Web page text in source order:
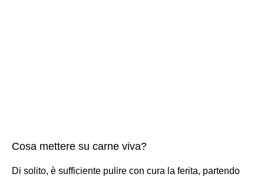
Cosa mettere su carne viva?
Di solito, è sufficiente pulire con cura la ferita, partendo